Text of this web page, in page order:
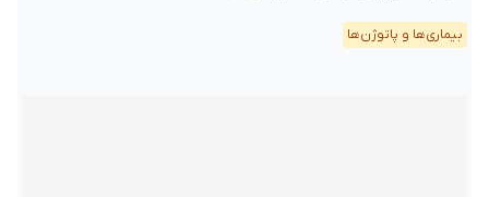
بیماری‌ها و پاتوژن‌ها